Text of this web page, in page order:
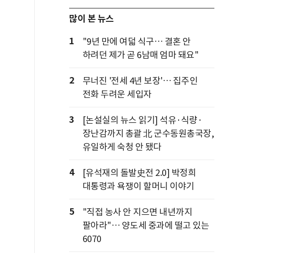
많이 본 뉴스
1
"9년 만에 여덟 식구… 결혼 안
하려던 제가 곧 6남매 엄마 돼요"
2
무너진 '전세 4년 보장'… 집주인
전화 두려운 세입자
3
[논설실의 뉴스 읽기] 석유·식량·
장난감까지 총괄 北 군수동원총국장,
유일하게 숙청 안 됐다
4
[유석재의 돌발史전 2.0] 박정희
대통령과 욕쟁이 할머니 이야기
5
"직접 농사 안 지으면 내년까지
팔아라"… 양도세 중과에 떨고 있는
6070